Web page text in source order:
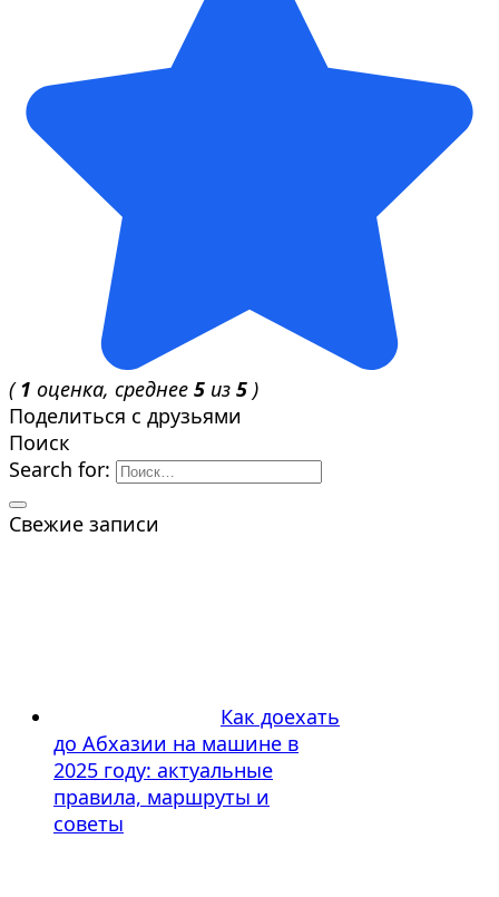
(1 оценка, среднее 5 из 5 )
Поделиться с друзьями
Поиск
Search for:
Свежие записи
Как доехать
до Абхазии на машине в
2025 году: актуальные
правила, маршруты и
советы